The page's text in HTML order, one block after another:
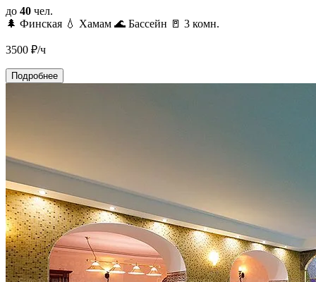
до 40 чел.
🌲 Финская 💧 Хамам 🌊 Бассейн 🚪 3 комн.
3500 ₽/ч
Подробнее